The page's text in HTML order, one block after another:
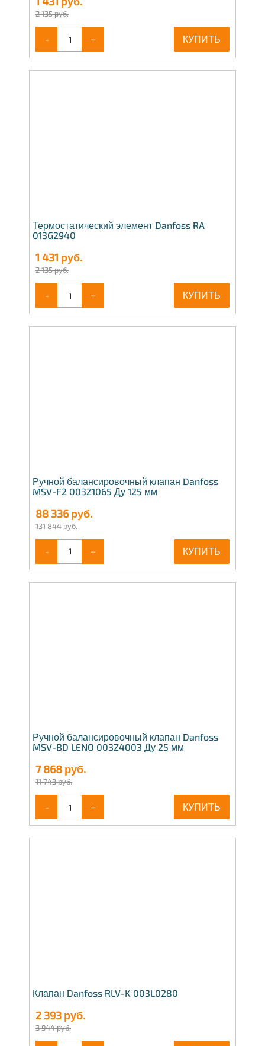
2 135 руб.
- + КУПИТЬ
Термостатический элемент Danfoss RA
013G2940
1 431 руб.
2 135 руб.
- + КУПИТЬ
Ручной балансировочный клапан Danfoss
MSV-F2 003Z1065 Ду 125 мм
88 336руб.
131 844 руб.
- + КУПИТЬ
Ручной балансировочный клапан Danfoss
MSV-BD LENO 003Z4003 Ду 25 мм
7 868 руб.
11 743 руб.
- + КУПИТЬ
Клапан Danfoss RLV-K 003L0280
2 393 руб.
3 944 руб.